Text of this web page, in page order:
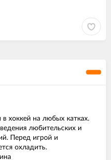
хоккей на любых катках.
любительских и
Перед игрой и
охладить.